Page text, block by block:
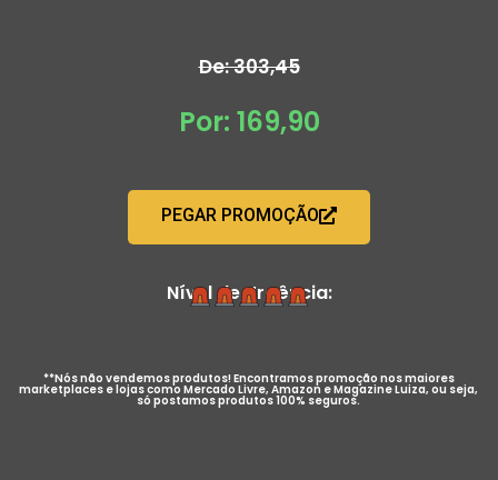
De: 303,45
Por: 169,90
PEGAR PROMOÇÃO
Nível de Urgência:
**Nós não vendemos produtos! Encontramos promoção nos maiores
marketplaces e lojas como Mercado Livre, Amazon e Magazine Luiza, ou seja,
só postamos produtos 100% seguros.